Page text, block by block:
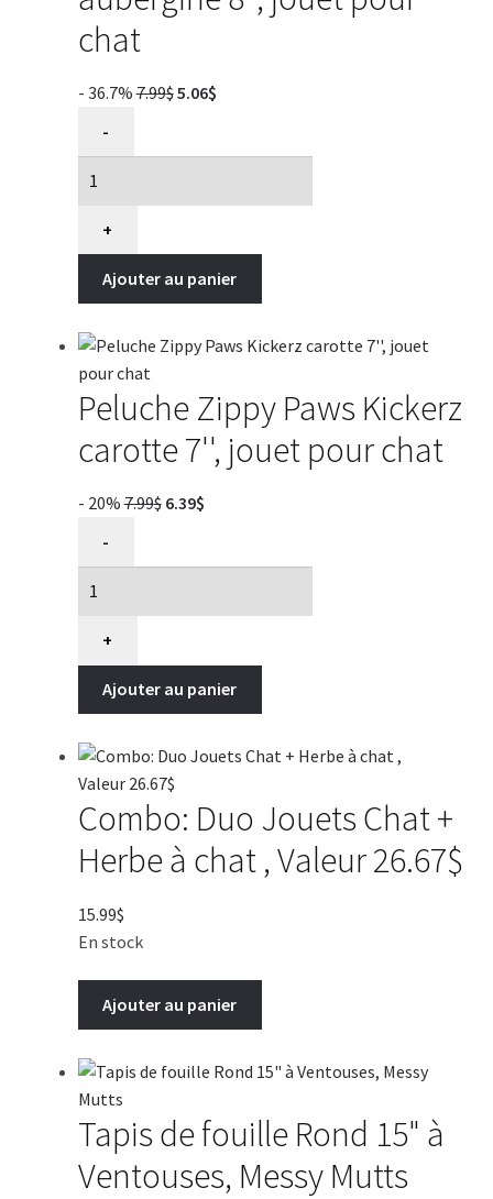
chat
- 36.7%7.99$Le
7.99$.
5.06$Le
5.06$.
Peluche
Paws
Kickerz
aubergine
jouet
pour
chat
-
+
Ajouter au panier
Peluche Zippy Paws Kickerz
carotte 7'', jouet pour chat
- 20%7.99$ Le
7.99$.
6.39$Le
6.39$.
Peluche
Paws
Kickerz
carotte
jouet
pour
chat
-
+
Ajouter au panier
Combo: Duo Jouets Chat +
Herbe à chat , Valeur 26.67$
15.99$
En stock
Ajouter au panier
Tapis de fouille Rond 15" à
Ventouses, Messy Mutts